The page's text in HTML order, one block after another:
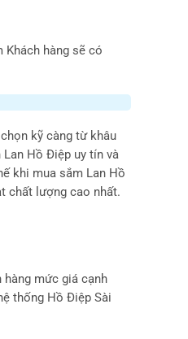
hàng sẽ có
kỹ càng từ khâu
Hồ Điệp uy tín và
khi mua sắm Lan Hồ
chất lượng cao nhất.
mức giá cạnh
thống Hồ Điệp Sài